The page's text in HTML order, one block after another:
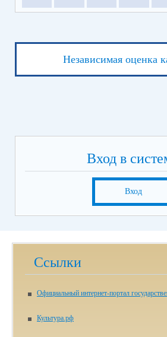
Независимая оценка
Вход в
Вход
Ссылки
Официальный интернет-портал
Культура.рф